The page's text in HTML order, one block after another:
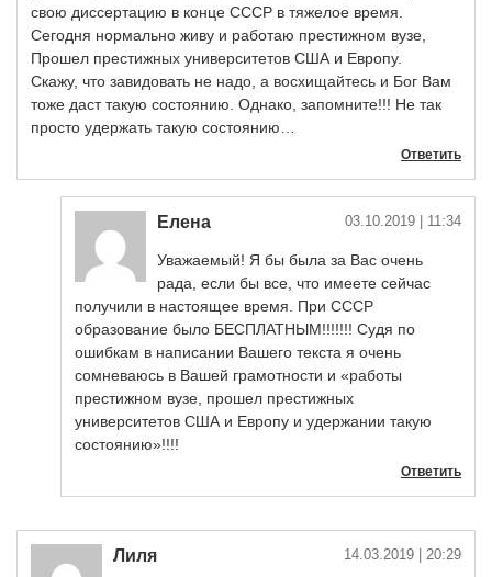
свою диссертацию в конце СССР в тяжелое время.
Сегодня нормально живу и работаю престижном вузе,
Прошел престижных университетов США и Европу.
Скажу, что завидовать не надо, а восхищайтесь и Бог Вам
тоже даст такую состоянию. Однако, запомните!!! Не так
просто удержать такую состоянию…
Ответить
Елена 03.10.2019 | 11:34
Уважаемый! Я бы была за Вас очень
рада, если бы все, что имеете сейчас
получили в настоящее время. При СССР
образование было БЕСПЛАТНЫМ!!!!!!! Судя по
ошибкам в написании Вашего текста я очень
сомневаюсь в Вашей грамотности и «работы
престижном вузе, прошел престижных
университетов США и Европу и удержании такую
состоянию»!!!!
Ответить
Лиля 14.03.2019 | 20:29